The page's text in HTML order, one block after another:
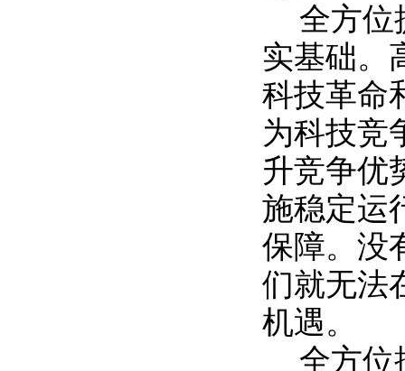
全方位
实基础。
科技革命
为科技竞
升竞争优
施稳定运
保障。没
们就无法
机遇。
全方位